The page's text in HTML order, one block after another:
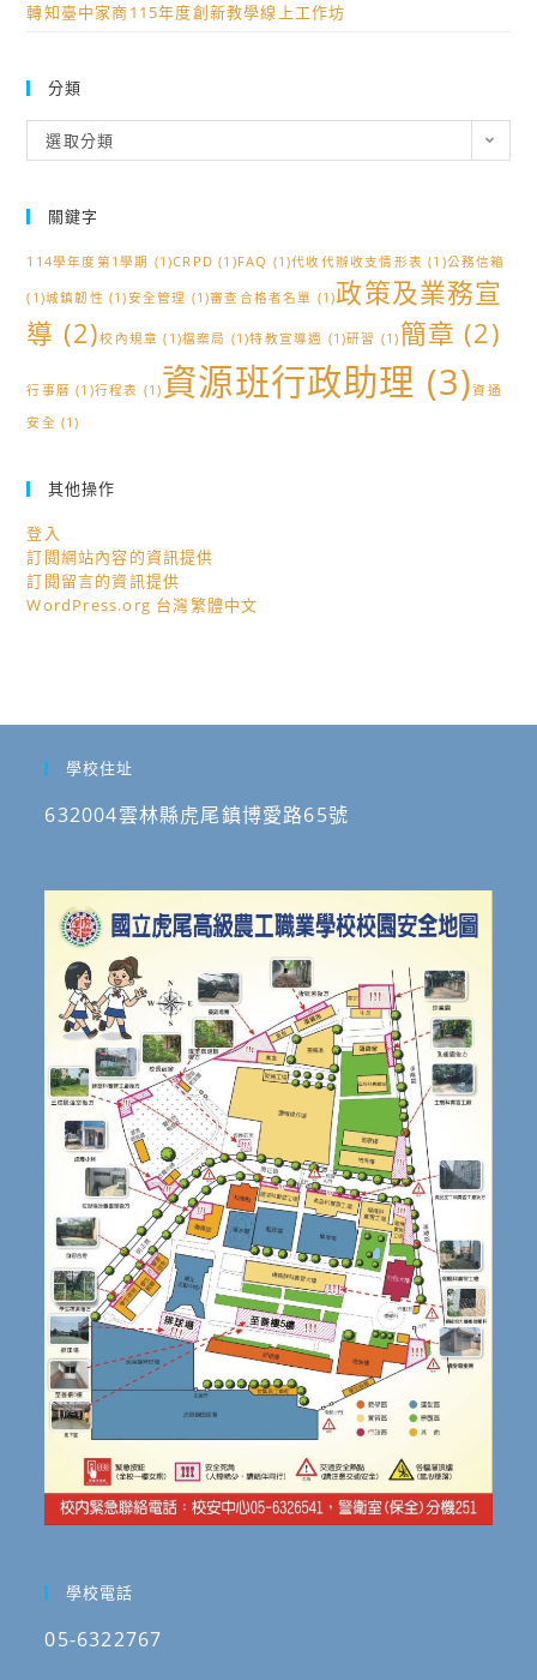
轉知臺中家商115年度創新教學線上工作坊
分類
類
選取分類
關鍵字
114學年度第1學期 (1)CRPD (1)FAQ (1)代收代辦收支情形表 (1)公務信箱
(1)城鎮韌性 (1)安全管理 (1)審查合格者名單 (1)政策及業務宣
導 (2)校內規章 (1)檔案局 (1)特教宣導週 (1)研習 (1) 簡章 (2)
行事曆 (1)行程表 (1)資源班行政助理 (3)資通
安全 (1)
其他操作
登入
訂閱網站內容的資訊提供
訂閱留言的資訊提供
WordPress.org 台灣繁體中文
學校住址
632004雲林縣虎尾鎮博愛路65號
學校電話
05-6322767